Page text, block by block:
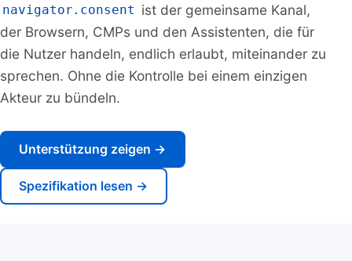
navigator.consent ist der gemeinsame Kanal,
der Browsern, CMPs und den Assistenten, die für
die Nutzer handeln, endlich erlaubt, miteinander zu
sprechen. Ohne die Kontrolle bei einem einzigen
Akteur zu bündeln.
Unterstützung zeigen →
Spezifikation lesen →